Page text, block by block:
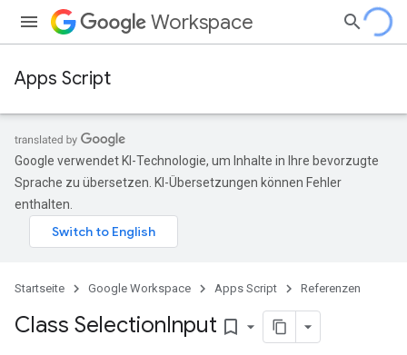
Workspace
Apps Script
Google verwendet KI-Technologie, um Inhalte in Ihre bevorzugte
Sprache zu übersetzen. KI-Übersetzungen können Fehler
enthalten.
Startseite Google Workspace Apps Script Referenzen
Class SelectionInput bookmark_border